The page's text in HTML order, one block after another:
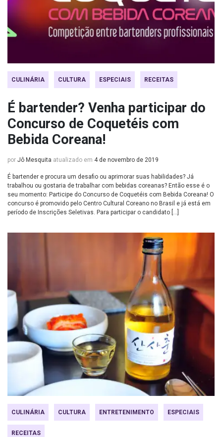
CULINÁRIA CULTURA ESPECIAIS RECEITAS
É bartender? Venha participar do
Concurso de Coquetéis com
Bebida Coreana!
por Jô Mesquita atualizado em 4 de novembro de 2019
É bartender e procura um desafio ou aprimorar suas habilidades? Já
trabalhou ou gostaria de trabalhar com bebidas coreanas? Então esse é o
seu momento: Participe do Concurso de Coquetéis com Bebida Coreana! O
concurso é promovido pelo Centro Cultural Coreano no Brasil e já está em
período de Inscrições Seletivas. Para participar o candidato […]
CULINÁRIA CULTURA ENTRETENIMENTO ESPECIAIS
RECEITAS